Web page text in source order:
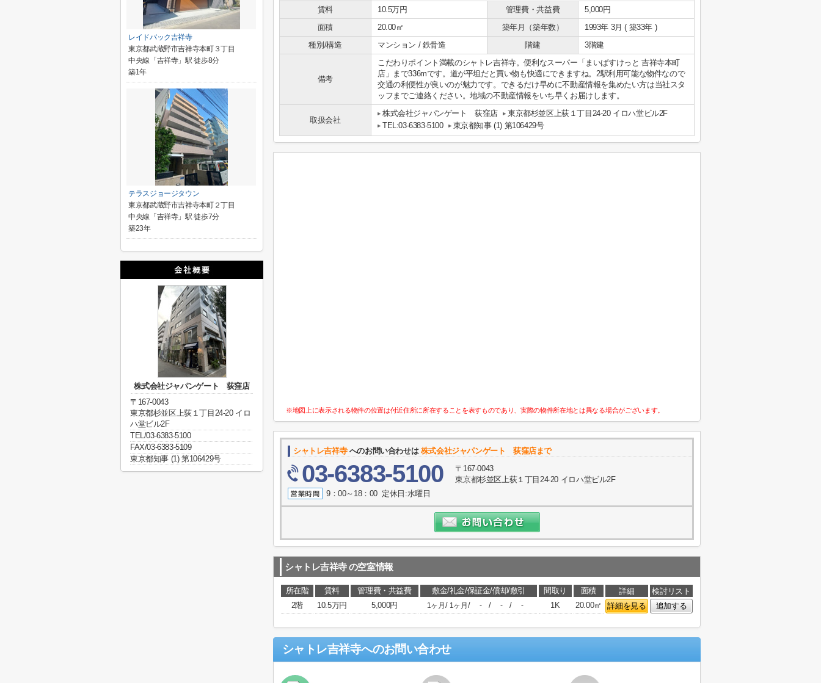
賃料 10.5万円 管理費・共益費
5,000円
面積
20.00㎡ 築年月（築年数）
1993年 3月 ( 築33年 )
種別/構造
マンション / 鉄骨造 階建 3階建
備考
こだわりポイント満載のシャトレ吉祥寺。便利なスーパー「まいばすけっと 吉祥寺本町
店」まで336mです。道が平坦だと買い物も快適にできますね。2駅利用可能な物件なので
交通の利便性が良いのが魅力です。できるだけ早めに不動産情報を集めたい方は当社スタ
ッフまでご連絡ください。地域の不動産情報をいち早くお届けします。
取扱会社
株式会社ジャパンゲート 荻窪店
東京都杉並区上荻１丁目24-20 イロハ堂ビル2F
TEL:03-6383-5100
東京都知事 (1) 第106429号
※地図上に表示される物件の位置は付近住所に所在することを表すものであり、実際の物件所在地とは異なる場合がございます。
シャトレ吉祥寺へのお問い合わせは 株式会社ジャパンゲート 荻窪店まで
03-6383-5100
〒167-0043
東京都杉並区上荻１丁目24-20 イロハ堂ビル2F
9：00～18：00 定休日:水曜日
シャトレ吉祥寺の空室情報
所在階 賃料 管理費・共益費 敷金/礼金/保証金/償却/敷引 間取り 面積 詳細
検討リスト
2階
10.5万円 5,000円 1ヶ月 / 1ヶ月 / - / - / - 1K 20.00㎡ 詳細を見る 追加する
シャトレ吉祥寺へのお問い合わせ
レイドバック吉祥寺
東京都武蔵野市吉祥寺本町３丁目
中央線「吉祥寺」駅 徒歩8分
築1年
テラスジョージタウン
東京都武蔵野市吉祥寺本町２丁目
中央線「吉祥寺」駅 徒歩7分
築23年
株式会社ジャパンゲート 荻窪店
〒167-0043
東京都杉並区上荻１丁目24-20 イロ
ハ堂ビル2F
TEL/03-6383-5100
FAX/03-6383-5109
東京都知事 (1) 第106429号